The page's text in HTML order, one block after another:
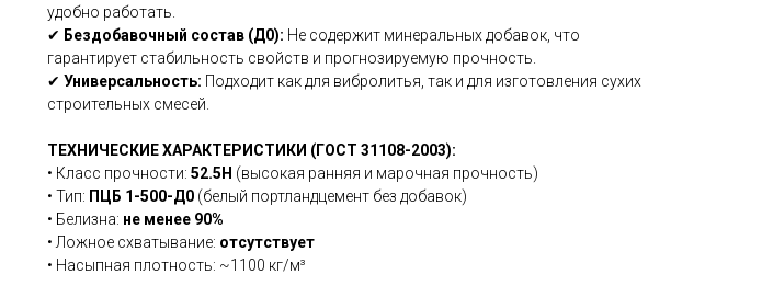
удобно работать.
✔ Бездобавочный состав (Д0): Не содержит минеральных добавок, что
гарантирует стабильность свойств и прогнозируемую прочность.
✔ Универсальность: Подходит как для вибролитья, так и для изготовления сухих
строительных смесей.
ТЕХНИЧЕСКИЕ ХАРАКТЕРИСТИКИ (ГОСТ 31108-2003):
• Класс прочности: 52.5Н (высокая ранняя и марочная прочность)
• Тип: ПЦБ 1-500-Д0 (белый портландцемент без добавок)
• Белизна: не менее 90%
• Ложное схватывание: отсутствует
• Насыпная плотность: ~1100 кг/м³